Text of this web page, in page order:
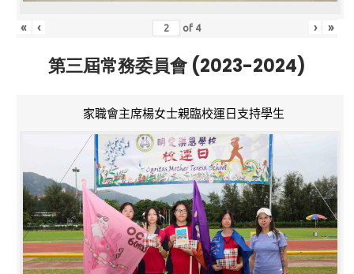
« ‹ of 4 › »
第三屆常務委員會 (2023-2024)
家職會主席楊女士親臨校運日支持學生